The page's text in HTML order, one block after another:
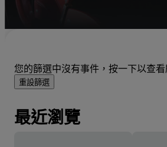
Bahlingen
您的篩選中沒有事件，按一下以查看
重設篩選
最近瀏覽